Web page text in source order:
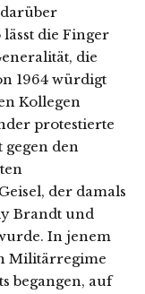
die Finger
die
1964 würdigt
Kollegen
protestierte
gegen den
der damals
Brandt und
In jenem
Militärregime
begangen, auf